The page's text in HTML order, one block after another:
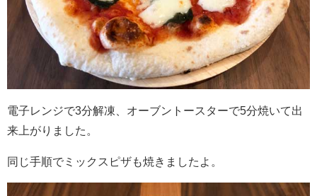
電子レンジで3分解凍、オーブントースターで5分焼いて出
来上がりました。
同じ手順でミックスピザも焼きましたよ。